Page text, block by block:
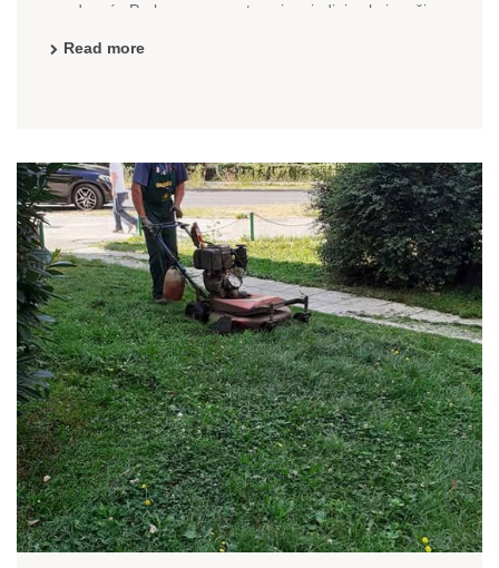
preduzeće Park u svom sastavu ima jedinicu koja vrši
Read more